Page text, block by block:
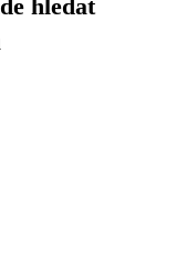
hledat